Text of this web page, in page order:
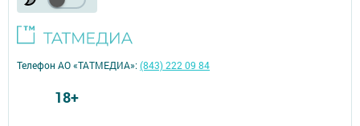
Телефон АО «ТАТМЕДИА»:(843) 222 09 84
18+